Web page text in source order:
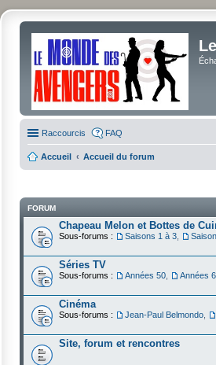
Raccourcis FAQ
Accueil Accueil du forum
FORUM
Chapeau Melon et Bottes de
Sous-forums : Saisons 1 à 3
Séries TV
Sous-forums : Années 50 Années
Cinéma
Sous-forums : Jean-Paul Belmondo
Site, forum et rencontres